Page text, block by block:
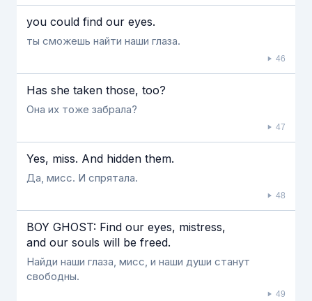
you could find our eyes.
ты сможешь найти наши глаза.
46
Has she taken those, too?
Она их тоже забрала?
47
Yes, miss. And hidden them.
Да, мисс. И спрятала.
48
BOY GHOST: Find our eyes, mistress,
and our souls will be freed.
Найди наши глаза, мисс, и наши души станут
свободны.
49